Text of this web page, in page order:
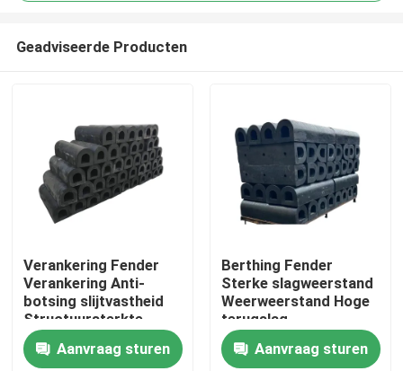
Thuis
Producten
Geadviseerde Producten
Verankering Fender
Verankering Anti-
botsing slijtvastheid
Structuursterkte
Aanvraag sturen
Berthing Fender
Sterke slagweerstand
Weerweerstand Hoge
terugslag
Aanvraag sturen